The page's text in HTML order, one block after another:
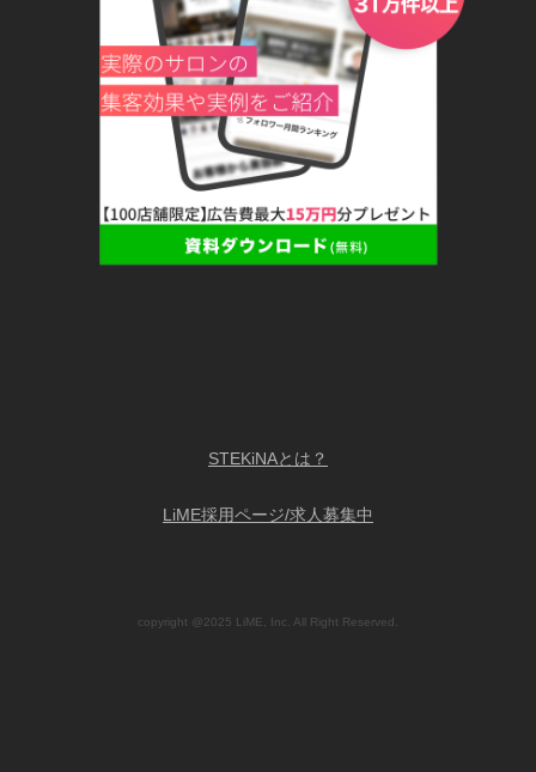
STEKiNAとは？
LiME採用ページ/求人募集中
copyright @2025 LiME, Inc. All Right Reserved.